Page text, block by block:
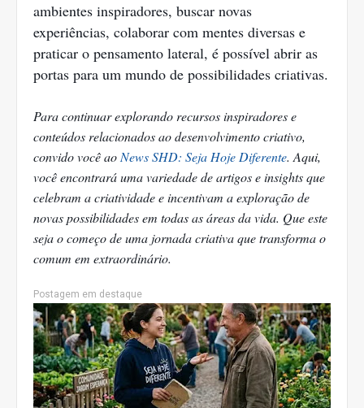
ambientes inspiradores, buscar novas
experiências, colaborar com mentes diversas e
praticar o pensamento lateral, é possível abrir as
portas para um mundo de possibilidades criativas.
Para continuar explorando recursos inspiradores e
conteúdos relacionados ao desenvolvimento criativo,
convido você ao News SHD: Seja Hoje Diferente. Aqui,
você encontrará uma variedade de artigos e insights que
celebram a criatividade e incentivam a exploração de
novas possibilidades em todas as áreas da vida. Que este
seja o começo de uma jornada criativa que transforma o
comum em extraordinário.
Postagem em destaque